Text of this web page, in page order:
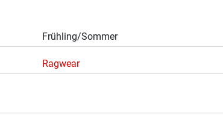
Frühling/Sommer
Ragwear